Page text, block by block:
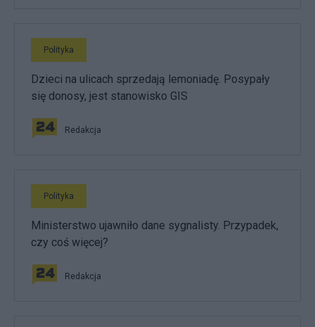
Polityka
Dzieci na ulicach sprzedają lemoniadę. Posypały
się donosy, jest stanowisko GIS
Redakcja
Polityka
Ministerstwo ujawniło dane sygnalisty. Przypadek,
czy coś więcej?
Redakcja